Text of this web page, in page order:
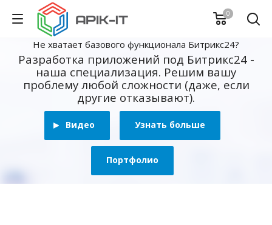
0
Не хватает базового функционала Битрикс24?
Разработка приложений под Битрикс24 -
наша специализация. Решим вашу
проблему любой сложности (даже, если
другие отказывают).
Видео Узнать больше
Портфолио